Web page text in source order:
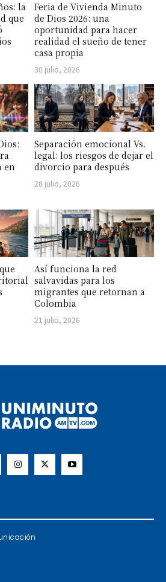
la
que
Feria de Vivienda Minuto
de Dios 2026: una
oportunidad para hacer
realidad el sueño de tener
casa propia
30 julio, 2026
en
Separación emocional Vs.
legal: los riesgos de dejar el
divorcio para después
28 julio, 2026
Así funciona la red
salvavidas para los
migrantes que retornan a
Colombia
21 julio, 2026